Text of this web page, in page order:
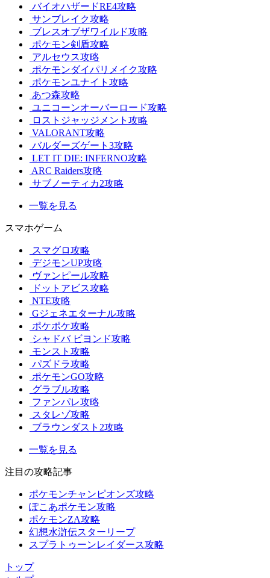
バイオハザードRE4攻略
サンブレイク攻略
ブレスオブザワイルド攻略
ポケモン剣盾攻略
アルセウス攻略
ポケモンダイパリメイク攻略
ポケモンユナイト攻略
あつ森攻略
ユニコーンオーバーロード攻略
ロストジャッジメント攻略
VALORANT攻略
バルダーズゲート3攻略
LET IT DIE: INFERNO攻略
ARC Raiders攻略
サブノーティカ2攻略
一覧を見る
スマホゲーム
スマグロ攻略
デジモンUP攻略
ヴァンピール攻略
ドットアビス攻略
NTE攻略
Gジェネエターナル攻略
ポケポケ攻略
シャドバ ビヨンド攻略
モンスト攻略
パズドラ攻略
ポケモンGO攻略
グラブル攻略
ファンパレ攻略
スタレゾ攻略
ブラウンダスト2攻略
一覧を見る
注目の攻略記事
ポケモンチャンピオンズ攻略
ぽこあポケモン攻略
ポケモンZA攻略
幻想水滸伝スターリープ
スプラトゥーンレイダース攻略
トップ